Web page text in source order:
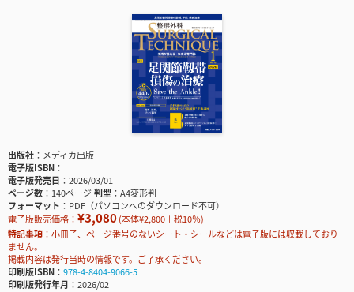
出版社
メディカ出版
電子版ISBN
電子版発売日
2026/03/01
ページ数
140ページ判型
A4変形判
フォーマット
PDF（パソコンへのダウンロード不可）
電子版販売価格： ¥3,080(本体¥2,800＋税10％)
特記事項
小冊子、ページ番号のないシート・シールなどは電子版には収載しており
ません。
掲載内容は発行当時の情報です。ご了承ください。
印刷版ISBN
978-4-8404-9066-5
印刷版発行年月
2026/02